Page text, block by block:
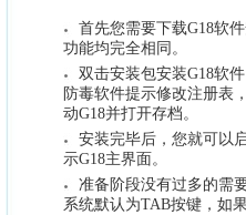
首先您需要下载G18软
功能均完全相同。
双击安装包安装G18软
防毒软件提示修改注册表
动G18并打开存档。
安装完毕后，您就可以
示G18主界面。
准备阶段没有过多的需
系统默认为TAB按键，如